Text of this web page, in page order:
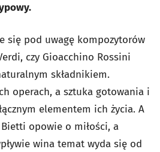
się pod uwagę kompozytorów
czy Gioacchino Rossini
składnikiem.
operach, a sztuka gotowania i
elementem ich życia. A
opowie o miłości, a
wina temat wyda się od